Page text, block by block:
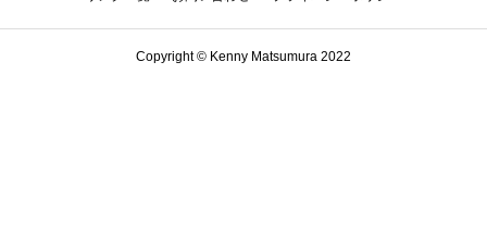
Copyright © Kenny Matsumura 2022